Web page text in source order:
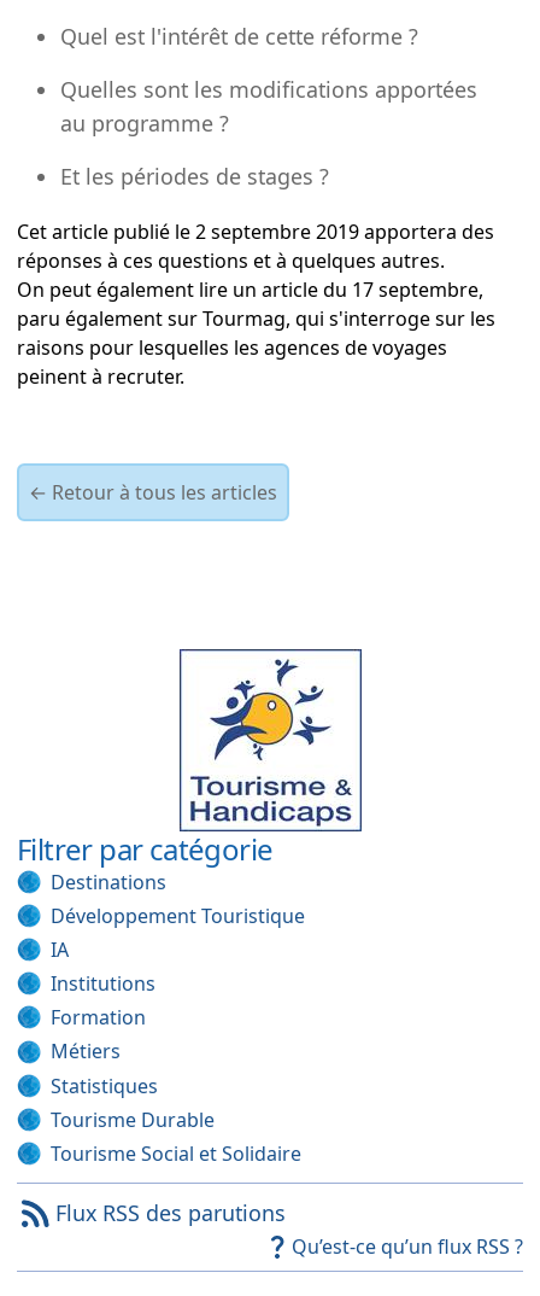
Quel est l'intérêt de cette réforme ?
Quelles sont les modifications apportées
au programme ?
Et les périodes de stages ?
Cetarticle publié le 2 septembre 2019apportera des
réponses à ces questions et à quelques autres.
On peut également lire un article du 17 septembre,
paru également sur Tourmag, qui s'interroge sur les
raisons pour lesquelles les agences de voyages
peinent à recruter.
← Retour à tous les articles
Filtrer par catégorie
Destinations
Développement Touristique
IA
Institutions
Formation
Métiers
Statistiques
Tourisme Durable
Tourisme Social et Solidaire
Flux RSS des parutions
Qu’est-ce qu’un flux RSS ?